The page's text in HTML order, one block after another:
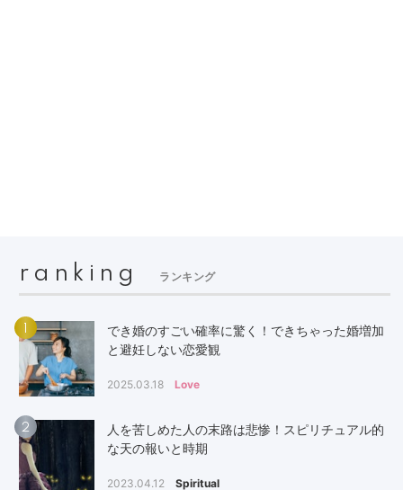
ranking ランキング
でき婚のすごい確率に驚く！できちゃった婚増加
と避妊しない恋愛観
2025.03.18 Love
2
人を苦しめた人の末路は悲惨！スピリチュアル的
な天の報いと時期
2023.04.12 Spiritual